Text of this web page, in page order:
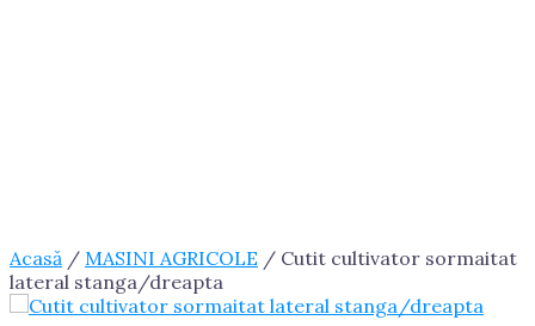
Acasă / MASINI AGRICOLE / Cutit cultivator sormaitat
lateral stanga/dreapta